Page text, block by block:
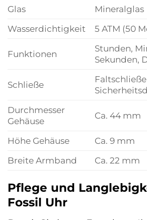
Glas
Mineralglas
Wasserdichtigkeit
5 ATM (50
Funktionen
Stunden,
Sekunden,
Schließe
Durchmesser
Gehäuse
Ca. 44 mm
Höhe Gehäuse
Ca. 9 mm
Breite Armband
Ca. 22 mm
Pflege und
Fossil Uhr